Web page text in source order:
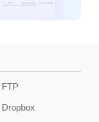
FTP
Dropbox